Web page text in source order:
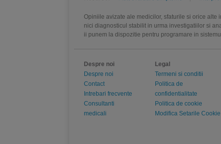
Opiniile avizate ale medicilor, sfaturile si orice
nici diagnosticul stabilit in urma investigatiilor si
ii punem la dispozitie pentru programare in
Despre noi
Despre noi
Contact
Intrebari frecvente
Consultanti
medicali
Legal
Termeni si conditii
Politica de
confidentialitate
Politica de cookie
Modifica Setarile Cookie